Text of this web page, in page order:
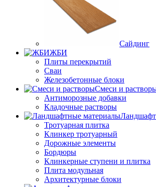
Сайдинг
ЖБИ
Плиты перекрытий
Сваи
Железобетонные блоки
Cмеси и
Антиморозные добавки
Кладочные растворы
Тротуарная плитка
Клинкер тротуарный
Дорожные элементы
Бордюры
Клинкерные ступени и плитка
Плита модульная
Архитектурные блоки